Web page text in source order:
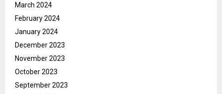
March 2024
February 2024
January 2024
December 2023
November 2023
October 2023
September 2023